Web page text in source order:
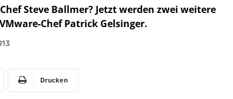
Steve Ballmer? Jetzt werden zwei weitere
Chef Patrick Gelsinger.
Drucken